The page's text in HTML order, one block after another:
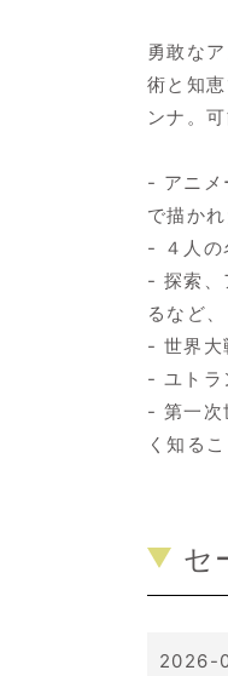
勇敢な
術と知
ンナ。
- アニメ
で描か
- ４人の
- 探索、
るなど
- 世界大
- ユトラ
- 第一次
く知る
セ